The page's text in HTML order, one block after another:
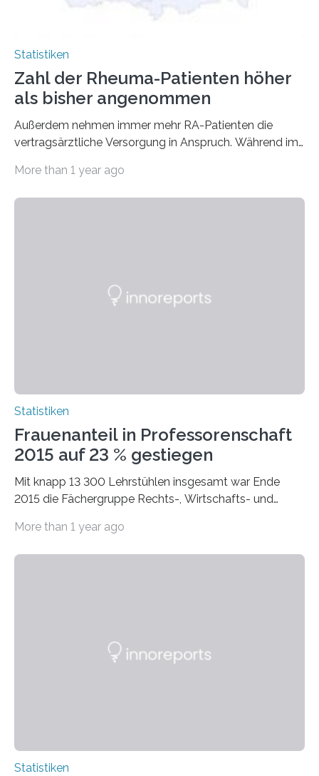
Statistiken
Zahl der Rheuma-Patienten höher
als bisher angenommen
Außerdem nehmen immer mehr RA-Patienten die
vertragsärztliche Versorgung in Anspruch. Während im
More than 1 year ago
Statistiken
Frauenanteil in Professorenschaft
2015 auf 23 % gestiegen
Mit knapp 13 300 Lehrstühlen insgesamt war Ende
2015 die Fächergruppe Rechts-, Wirtschafts- und
bei…
More than 1 year ago
Statistiken